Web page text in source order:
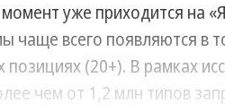
уже приходится на
чаще всего появляются в
позициях (20+). В рамках
чем от 1,2 млн типов